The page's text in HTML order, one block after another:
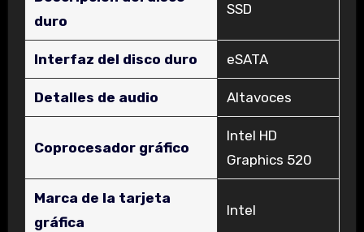
duro
‎SSD
Interfaz del disco duro ‎eSATA
Detalles de audio ‎Altavoces
Coprocesador gráfico
‎Intel HD
Graphics 520
Marca de la tarjeta
gráfica
‎Intel